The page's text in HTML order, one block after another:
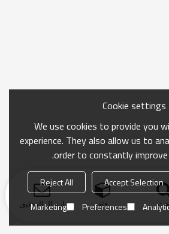
فئة ارسال التحقيق
Cookie settings
We use cookies to provide you
experience. They also allow us to
order to constantly
Accept Selection
Reject All
Preferences
Marketing